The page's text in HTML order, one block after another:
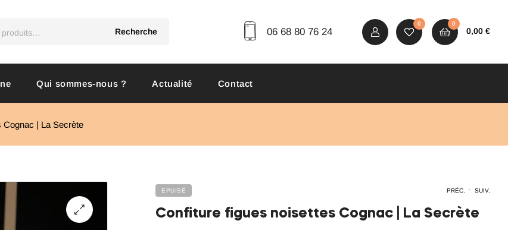
Recherche 06 68 80 76 24
0 0
0,00 €
Qui sommes-nous ? Actualité Contact
Cognac | La Secrète
PRÉC. SUIV.
EPUISÉ
Confiture figues noisettes Cognac | La Secrète